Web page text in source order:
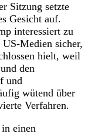
Sitzung setzte
Gesicht auf.
interessiert zu
Medien sicher,
hielt, weil
den
und
wütend über
Verfahren.
einen